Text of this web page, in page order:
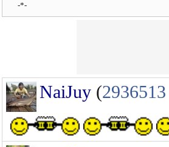
-*-
NaiJuy (2936513